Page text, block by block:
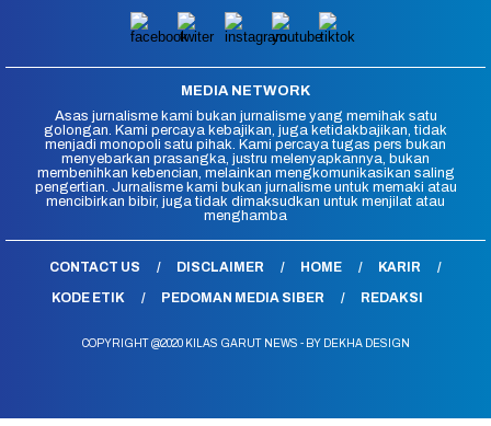
MEDIA NETWORK
Asas jurnalisme kami bukan jurnalisme yang memihak satu
golongan. Kami percaya kebajikan, juga ketidakbajikan, tidak
menjadi monopoli satu pihak. Kami percaya tugas pers bukan
menyebarkan prasangka, justru melenyapkannya, bukan
membenihkan kebencian, melainkan mengkomunikasikan saling
pengertian. Jurnalisme kami bukan jurnalisme untuk memaki atau
mencibirkan bibir, juga tidak dimaksudkan untuk menjilat atau
menghamba
CONTACT US DISCLAIMER HOME
KARIR
KODE ETIK
PEDOMAN MEDIA SIBER REDAKSI
COPYRIGHT @2020 KILAS GARUT NEWS - BY DEKHA DESIGN